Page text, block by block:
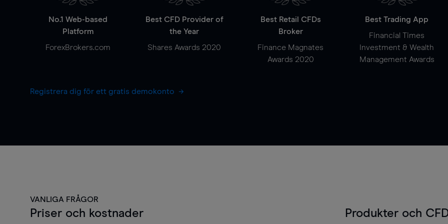
No.1 Web-based
Platform
ForexBrokers.com
Best CFD Provider of
the Year
Shares Awards 2020
Best Retail CFDs
Broker
Finance Magnates
Awards 2020
Best Trading App
Financial Times
Investment & Wealth
Management Awards
Registrera dig för ett gratis demokonto
VANLIGA FRÅGOR
Priser och kostnader Produkter och